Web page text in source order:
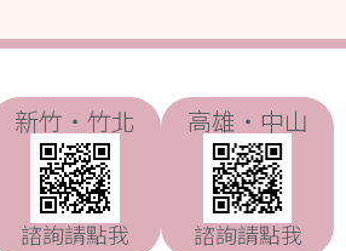
新竹・竹北
諮詢請點我
高雄・中山
諮詢請點我